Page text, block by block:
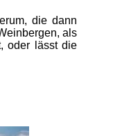
die dann
als
oder lässt die